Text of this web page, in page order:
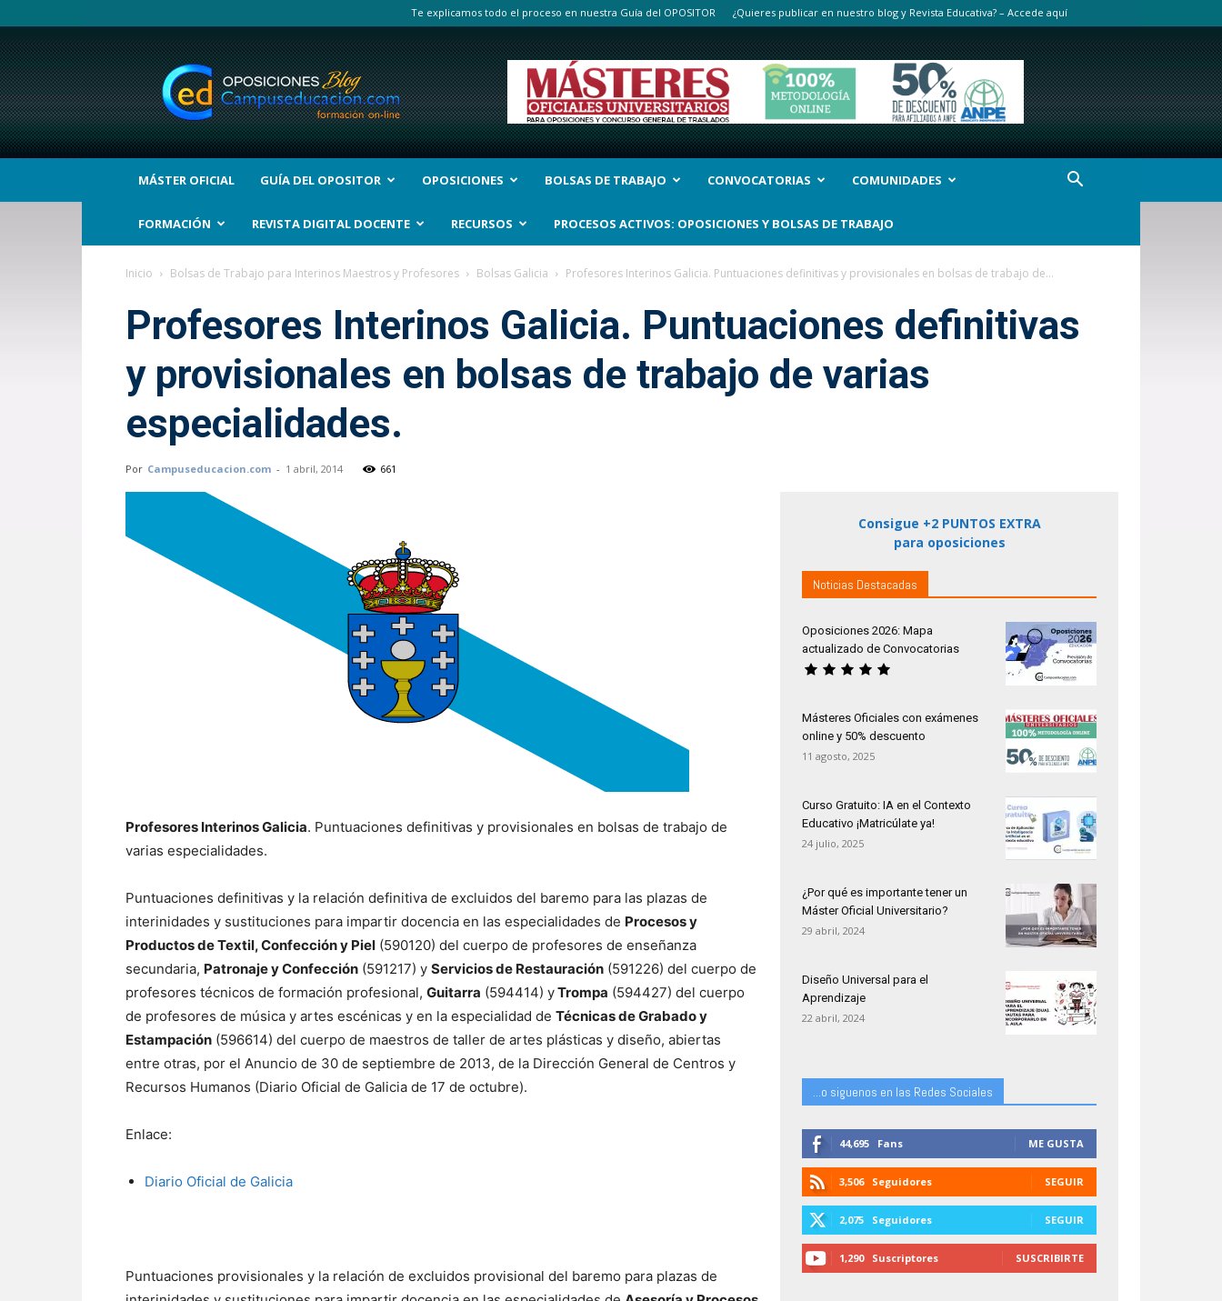
Te explicamos todo el proceso en nuestra Guía del OPOSITOR ¿Quieres publicar en nuestro blog y Revista Educativa? – Accede aquí
BLOG
Noticias
Oposiciones
y
bolsas
Trabajo
Interinos.
MÁSTER OFICIAL GUÍA DEL OPOSITOR OPOSICIONES BOLSAS DE TRABAJO CONVOCATORIAS COMUNIDADES
FORMACIÓN REVISTA DIGITAL DOCENTE RECURSOS PROCESOS ACTIVOS: OPOSICIONES Y BOLSAS DE TRABAJO
Inicio Bolsas de Trabajo para Interinos Maestros y Profesores Bolsas Galicia Profesores Interinos Galicia. Puntuaciones definitivas y provisionales en bolsas de trabajo de...
Profesores Interinos Galicia. Puntuaciones definitivas
y provisionales en bolsas de trabajo de varias
especialidades.
Por Campuseducacion.com - 1 abril, 2014 661
Profesores Interinos Galicia. Puntuaciones definitivas y provisionales en bolsas de trabajo de
varias especialidades.
Puntuaciones definitivas y la relación definitiva de excluidos del baremo para las plazas de
interinidades y sustituciones para impartir docencia en las especialidades de Procesos y
Productos de Textil, Confección y Piel (590120) del cuerpo de profesores de enseñanza
secundaria, Patronaje y Confección (591217) y Servicios de Restauración (591226) del cuerpo de
profesores técnicos de formación profesional, Guitarra (594414) yTrompa (594427) del cuerpo
de profesores de música y artes escénicas y en la especialidad de Técnicas de Grabado y
Estampación (596614) del cuerpo de maestros de taller de artes plásticas y diseño, abiertas
entre otras, por el Anuncio de 30 de septiembre de 2013, de la Dirección General de Centros y
Recursos Humanos (Diario Oficial de Galicia de 17 de octubre).
Enlace:
Diario Oficial de Galicia
Puntuaciones provisionales y la relación de excluidos provisional del baremo para plazas de
Consigue +2 PUNTOS EXTRA
para oposiciones
Noticias Destacadas
Oposiciones 2026: Mapa
actualizado de Convocatorias
Másteres Oficiales con exámenes
online y 50% descuento
11 agosto, 2025
Curso Gratuito: IA en el Contexto
Educativo ¡Matricúlate ya!
24 julio, 2025
¿Por qué es importante tener un
Máster Oficial Universitario?
29 abril, 2024
Diseño Universal para el
Aprendizaje
22 abril, 2024
...o siguenos en las Redes Sociales
44,695 Fans ME GUSTA
3,506 Seguidores SEGUIR
2,075 Seguidores SEGUIR
1,290 Suscriptores SUSCRIBIRTE